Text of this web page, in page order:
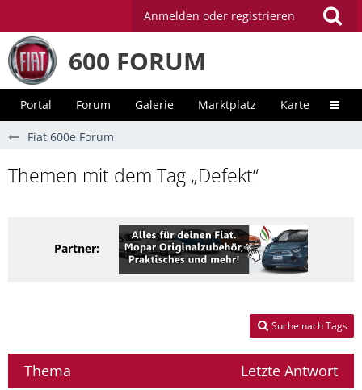
Anmelden oder registrieren
600 FORUM
Portal Forum Galerie Marktplatz Karte
Fiat 600e Forum
Themen mit dem Tag „Defekt“
Partner:
Suche nach Tags
Thema Letzte Antwort